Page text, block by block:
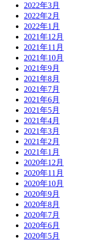
2022年3月
2022年2月
2022年1月
2021年12月
2021年11月
2021年10月
2021年9月
2021年8月
2021年7月
2021年6月
2021年5月
2021年4月
2021年3月
2021年2月
2021年1月
2020年12月
2020年11月
2020年10月
2020年9月
2020年8月
2020年7月
2020年6月
2020年5月